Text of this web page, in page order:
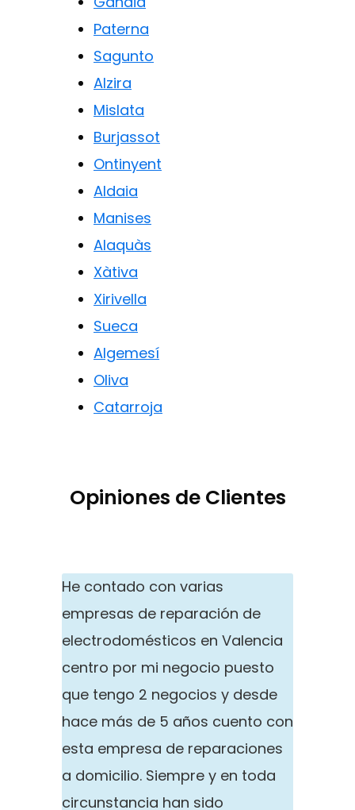
Paterna
Sagunto
Alzira
Mislata
Burjassot
Ontinyent
Aldaia
Manises
Alaquàs
Xàtiva
Xirivella
Sueca
Algemesí
Oliva
Catarroja
Opiniones de Clientes
He contado con varias
empresas de reparación de
electrodomésticos en Valencia
centro por mi negocio puesto
que tengo 2 negocios y desde
hace más de 5 años cuento con
esta empresa de reparaciones
a domicilio. Siempre y en toda
circunstancia han sido